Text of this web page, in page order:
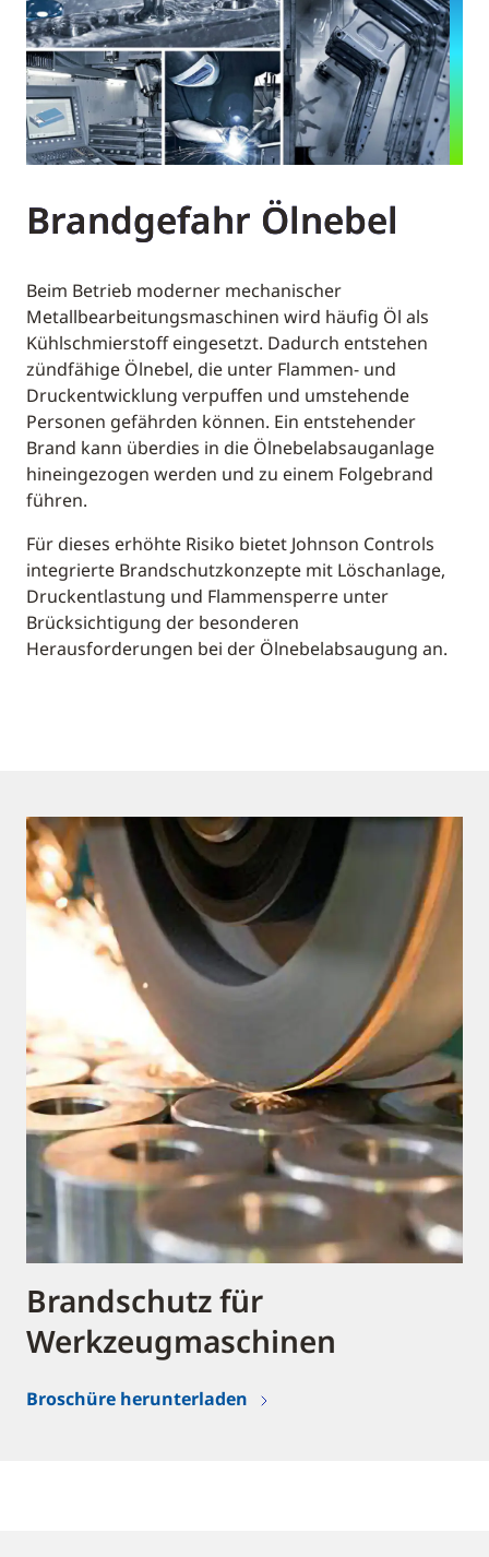
Brandgefahr Ölnebel
Beim Betrieb moderner mechanischer
Metallbearbeitungsmaschinen wird häufig Öl als
Kühlschmierstoff eingesetzt. Dadurch entstehen
zündfähige Ölnebel, die unter Flammen- und
Druckentwicklung verpuffen und umstehende
Personen gefährden können. Ein entstehender
Brand kann überdies in die Ölnebelabsauganlage
hineingezogen werden und zu einem Folgebrand
führen.
Für dieses erhöhte Risiko bietet Johnson Controls
integrierte Brandschutzkonzepte mit Löschanlage,
Druckentlastung und Flammensperre unter
Brücksichtigung der besonderen
Herausforderungen bei der Ölnebelabsaugung an.
Brandschutz für
Werkzeugmaschinen
Broschüre herunterladen